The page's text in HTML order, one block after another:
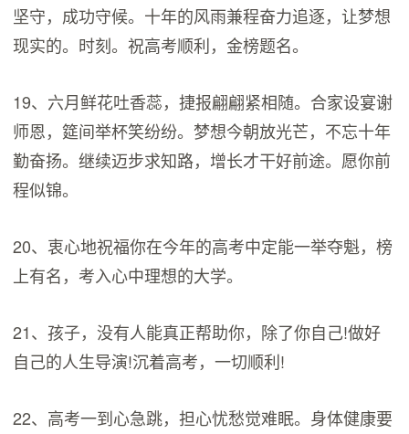
坚守，成功守候。十年的风雨兼程奋力追逐，让梦想
现实的。时刻。祝高考顺利，金榜题名。
19、六月鲜花吐香蕊，捷报翩翩紧相随。合家设宴谢
师恩，筵间举杯笑纷纷。梦想今朝放光芒，不忘十年
勤奋扬。继续迈步求知路，增长才干好前途。愿你前
程似锦。
20、衷心地祝福你在今年的高考中定能一举夺魁，榜
上有名，考入心中理想的大学。
21、孩子，没有人能真正帮助你，除了你自己!做好
自己的人生导演!沉着高考，一切顺利!
22、高考一到心急跳，担心忧愁觉难眠。身体健康要